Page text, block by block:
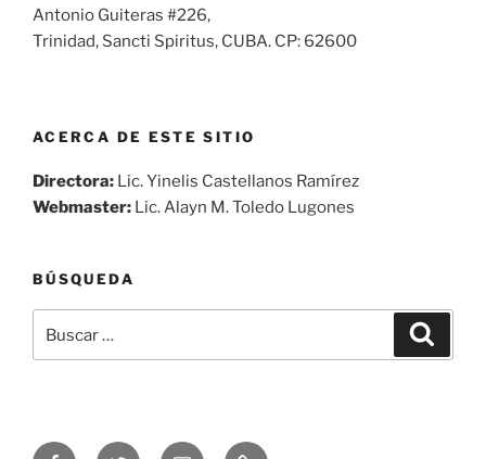
Antonio Guiteras #226,
Trinidad, Sancti Spiritus, CUBA. CP: 62600
ACERCA DE ESTE SITIO
Directora: Lic. Yinelis Castellanos Ramírez
Webmaster: Lic. Alayn M. Toledo Lugones
BÚSQUEDA
por:
SíguenosSíguenosCorreo Audio